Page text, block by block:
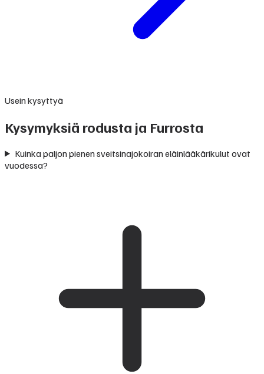
Usein kysyttyä
Kysymyksiä rodusta ja Furrosta
Kuinka paljon pienen sveitsinajokoiran eläinlääkärikulut ovat
vuodessa?